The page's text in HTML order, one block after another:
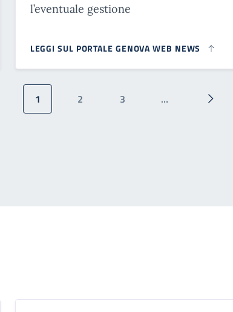
l’eventuale gestione
LEGGI SUL PORTALE GENOVA WEB NEWS
Pagina attuale
1 Pagina
2 Pagina
3 …